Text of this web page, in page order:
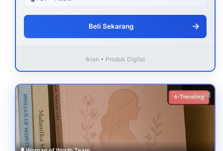
Beli Sekarang →
Iklan • Produk Digital
Download
✨ Trending